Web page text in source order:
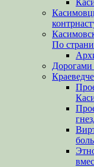
По
Дорогами